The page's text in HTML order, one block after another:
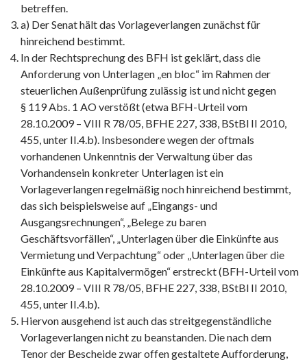
betreffen.
a) Der Senat hält das Vorlageverlangen zunächst für
hinreichend bestimmt.
In der Rechtsprechung des BFH ist geklärt, dass die
Anforderung von Unterlagen „en bloc“ im Rahmen der
steuerlichen Außenprüfung zulässig ist und nicht gegen
§ 119 Abs. 1 AO verstößt (etwa BFH-Urteil vom
28.10.2009 – VIII R 78/05, BFHE 227, 338, BStBl II 2010,
455, unter II.4.b). Insbesondere wegen der oftmals
vorhandenen Unkenntnis der Verwaltung über das
Vorhandensein konkreter Unterlagen ist ein
Vorlageverlangen regelmäßig noch hinreichend bestimmt,
das sich beispielsweise auf „Eingangs- und
Ausgangsrechnungen“, „Belege zu baren
Geschäftsvorfällen“, „Unterlagen über die Einkünfte aus
Vermietung und Verpachtung“ oder „Unterlagen über die
Einkünfte aus Kapitalvermögen“ erstreckt (BFH-Urteil vom
28.10.2009 – VIII R 78/05, BFHE 227, 338, BStBl II 2010,
455, unter II.4.b).
Hiervon ausgehend ist auch das streitgegenständliche
Vorlageverlangen nicht zu beanstanden. Die nach dem
Tenor der Bescheide zwar offen gestaltete Aufforderung,